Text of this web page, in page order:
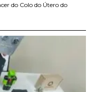
do Colo do Útero do